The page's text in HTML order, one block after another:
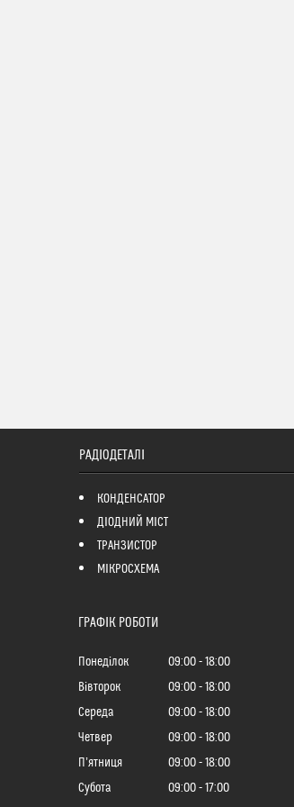
РАДІОДЕТАЛІ
КОНДЕНСАТОР
ДІОДНИЙ МІСТ
ТРАНЗИСТОР
МІКРОСХЕМА
ГРАФІК РОБОТИ
Понеділок 09:00
18:00
Вівторок
09:00
18:00
Середа
09:00
18:00
Четвер
09:00
18:00
Пʼятниця
09:00
18:00
Субота
09:00
17:00